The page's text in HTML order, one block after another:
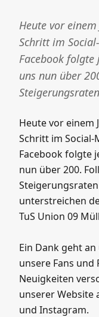
Heute vor
Schritt im
Facebook
uns nun über
Heute vor einem
Schritt im Social-
Facebook folgte
nun über 200.
unterstreichen
TuS Union 09
Ein Dank geht an
unsere Fans
Neuigkeiten
unserer Website
und Instagram.